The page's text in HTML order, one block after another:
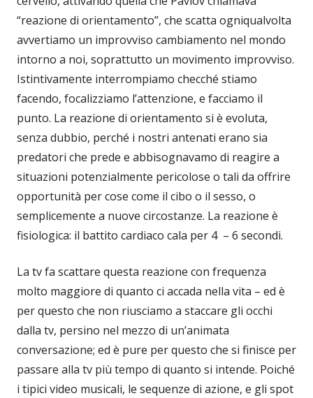
“reazione di orientamento”, che scatta ogniqualvolta
avvertiamo un improvviso cambiamento nel mondo
intorno a noi, soprattutto un movimento improvviso.
Istintivamente interrompiamo checché stiamo
facendo, focalizziamo l’attenzione, e facciamo il
punto. La reazione di orientamento si è evoluta,
senza dubbio, perché i nostri antenati erano sia
predatori che prede e abbisognavamo di reagire a
situazioni potenzialmente pericolose o tali da offrire
opportunità per cose come il cibo o il sesso, o
semplicemente a nuove circostanze. La reazione è
fisiologica: il battito cardiaco cala per 4 – 6 secondi.
La tv fa scattare questa reazione con frequenza
molto maggiore di quanto ci accada nella vita – ed è
per questo che non riusciamo a staccare gli occhi
dalla tv, persino nel mezzo di un’animata
conversazione; ed è pure per questo che si finisce per
passare alla tv più tempo di quanto si intende. Poiché
i tipici video musicali, le sequenze di azione, e gli spot